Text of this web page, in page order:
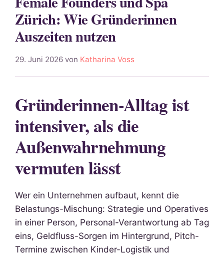
Zürich: Wie Gründerinnen
Auszeiten nutzen
29. Juni 2026 von Katharina Voss
Gründerinnen-Alltag ist
intensiver, als die
Außenwahrnehmung
vermuten lässt
Wer ein Unternehmen aufbaut, kennt die
Belastungs-Mischung: Strategie und Operatives
in einer Person, Personal-Verantwortung ab Tag
eins, Geldfluss-Sorgen im Hintergrund, Pitch-
Termine zwischen Kinder-Logistik und